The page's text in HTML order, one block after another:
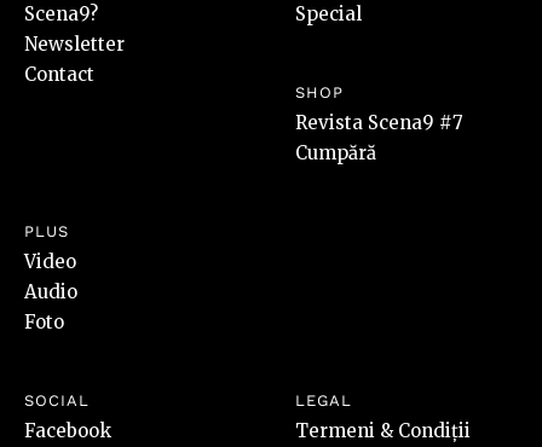
Scena9?
Newsletter
Contact
Special
SHOP
Revista Scena9 #7
Cumpără
PLUS
Video
Audio
Foto
SOCIAL
Facebook
LEGAL
Termeni & Condiții